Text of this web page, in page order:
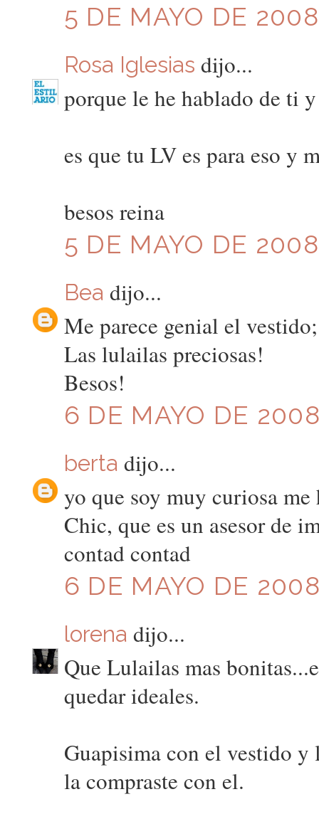
5 DE MAYO DE
Rosa Iglesias dijo...
porque le he hablado de ti
es que tu LV es para eso y
besos reina
5 DE MAYO DE
Bea dijo...
Me parece genial el
Las lulailas preciosas!
Besos!
6 DE MAYO DE
berta dijo...
yo que soy muy curiosa
Chic, que es un asesor de
contad contad
6 DE MAYO DE
lorena dijo...
Que Lulailas mas
quedar ideales.
Guapisima con el vestido y
la compraste con el.